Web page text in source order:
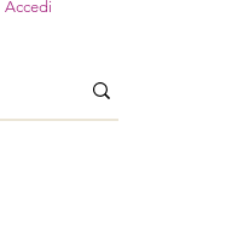
Accedi